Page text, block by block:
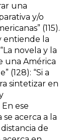
una
y/o
(115).
entiende la
novela y la
una América
(128): “Si a
sintetizar en
En ese
acerca a la
de